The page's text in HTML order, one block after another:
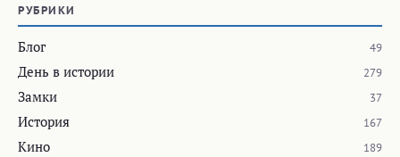
РУБРИКИ
Блог 49
День в истории 279
Замки 37
История 167
Кино 189